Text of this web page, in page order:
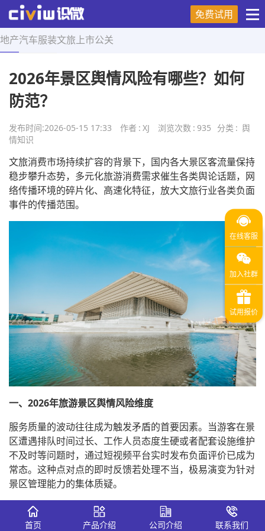
免费试用
地产汽车服装文旅 上市公关
首页 > 舆情知识 > 正文
2026年景区舆情风险有哪些？如何
防范？
发布时间:2026-05-15 17:33 作者 : XJ 浏览次数 : 935 分类 : 舆
情知识
文旅消费市场持续扩容的背景下，国内各大景区客流量保持
稳步攀升态势，多元化旅游消费需求催生各类舆论话题，网
络传播环境的碎片化、高速化特征，放大文旅行业各类负面
事件的传播范围。
一、2026年旅游景区舆情风险维度
服务质量的波动往往成为触发矛盾的首要因素。当游客在景
区遭遇排队时间过长、工作人员态度生硬或者配套设施维护
不及时等问题时，通过短视频平台实时发布负面评价已成为
常态。这种点对点的即时反馈若处理不当，极易演变为针对
景区管理能力的集体质疑。
价格透明度与公平性同样处于舆论的显微镜下。2026年的
游客对于变相收费、物价虚高以及门票政策的变动表现得极
首页 产品介绍 公司介绍 联系我们